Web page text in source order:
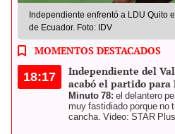
Independiente enfrentó a LDU Quito
de Ecuador. Foto: IDV
MOMENTOS DESTACADOS
18:17
Independiente del
acabó el partido para
Minuto 78: el delantero
muy fastidiado porque no
cancha. Video: STAR Plus.